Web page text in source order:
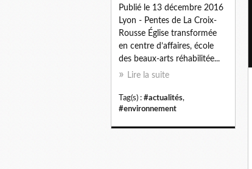
Publié le 13 décembre 2016
Lyon - Pentes de La Croix-
Rousse Église transformée
en centre d’affaires, école
des beaux-arts réhabilitée...
Lire la suite
Tag(s) : #actualités,
#environnement